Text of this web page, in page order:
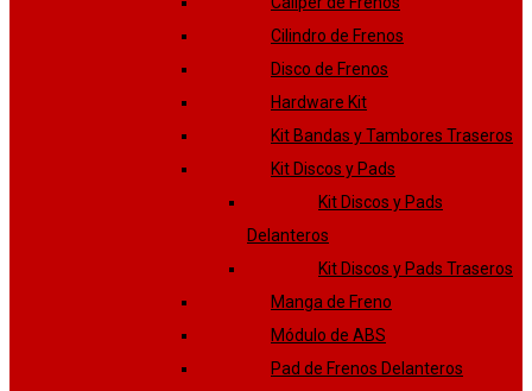
Cilindro de Frenos
Disco de Frenos
Hardware Kit
Kit Bandas y Tambores Traseros
Kit Discos y Pads
Kit Discos y Pads
Delanteros
Kit Discos y Pads Traseros
Manga de Freno
Módulo de ABS
Pad de Frenos Delanteros